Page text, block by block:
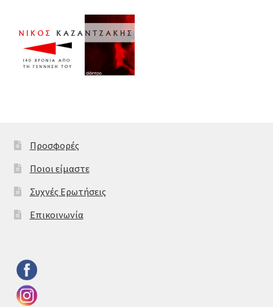
Προσφορές
Ποιοι είμαστε
Συχνές Ερωτήσεις
Επικοινωνία